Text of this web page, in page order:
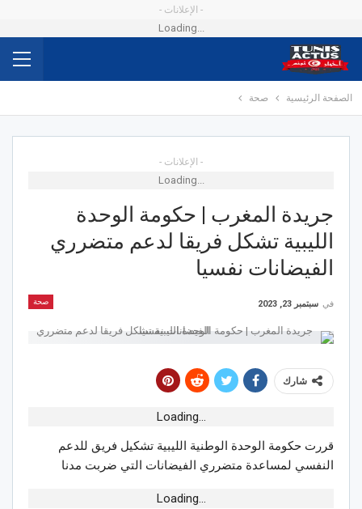
- الإعلانات -
Loading...
الصفحة الرئيسية صحة
- الإعلانات -
Loading...
جريدة المغرب | حكومة الوحدة
الليبية تشكل فريقا لدعم متضرري
الفيضانات نفسيا
صحة في سبتمبر 23, 2023
شارك
Loading...
قررت حكومة الوحدة الوطنية الليبية تشكيل فريق للدعم
النفسي لمساعدة متضرري الفيضانات التي ضربت مدنا
Loading...